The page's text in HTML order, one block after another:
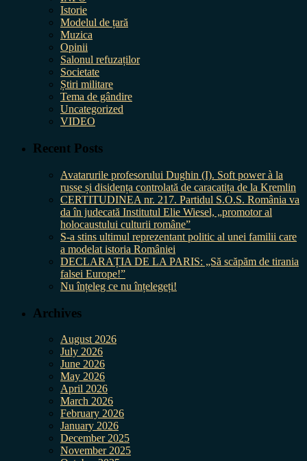
Istorie
Modelul de țară
Muzica
Opinii
Salonul refuzaților
Societate
Știri militare
Tema de gândire
Uncategorized
VIDEO
Recent Posts
Avatarurile profesorului Dughin (I). Soft power à la
russe și disidența controlată de caracatița de la Kremlin
CERTITUDINEA nr. 217. Partidul S.O.S. România va
da în judecată Institutul Elie Wiesel, „promotor al
holocaustului culturii române”
S-a stins ultimul reprezentant politic al unei familii care
a modelat istoria României
DECLARAȚIA DE LA PARIS: „Să scăpăm de tirania
falsei Europe!”
Nu înțeleg ce nu înțelegeți!
Archives
August 2026
July 2026
June 2026
May 2026
April 2026
March 2026
February 2026
January 2026
December 2025
November 2025